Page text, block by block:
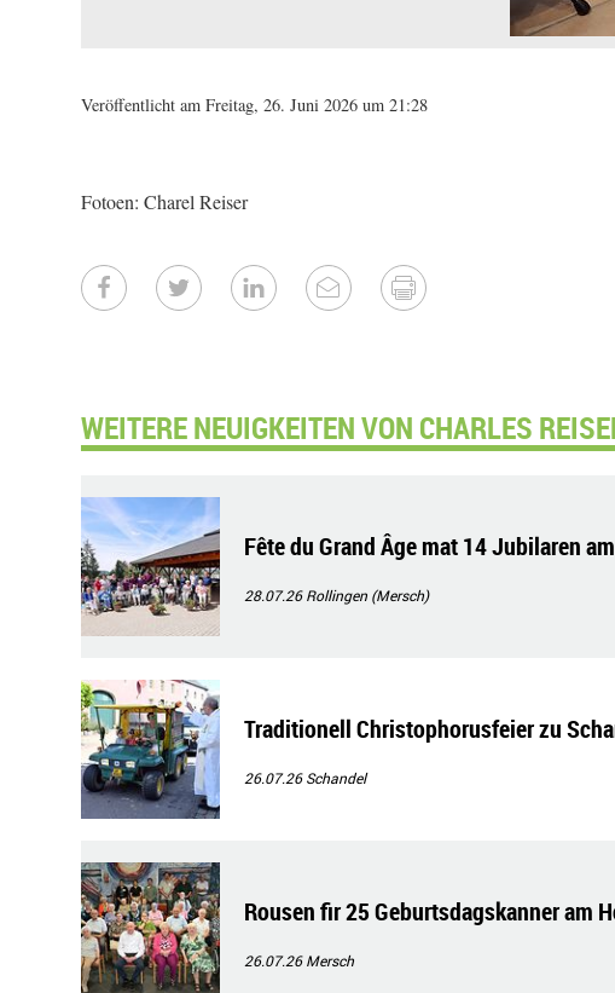
Veröffentlicht am Freitag, 26. Juni 2026 um 21:28
Fotoen: Charel Reiser
WEITERE NEUIGKEITEN VON CHARLES
Fête du Grand Âge mat 14 Jubilaren
28.07.26Rollingen (Mersch)
Traditionell Christophorusfeier zu
26.07.26Schandel
Rousen fir 25 Geburtsdagskanner am
26.07.26Mersch